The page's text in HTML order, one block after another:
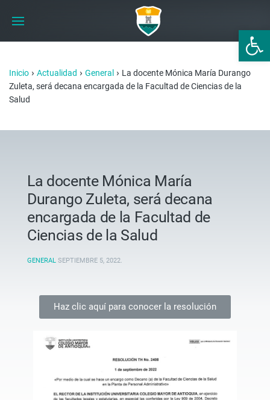
Abrir
Inicio › Actualidad › General › La docente Mónica María Durango
Zuleta, será decana encargada de la Facultad de Ciencias de la
Salud
La docente Mónica María
Durango Zuleta, será decana
encargada de la Facultad de
Ciencias de la Salud
GENERAL SEPTIEMBRE 5, 2022.
Haz clic aquí para conocer la resolución